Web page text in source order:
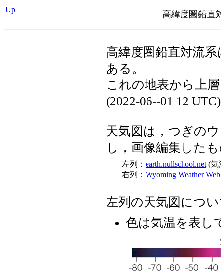
Up 高緯度圏鉛直
高緯度圏鉛直対流
ある。
これの地表から上
(2022-06--01 12
天気図は，つぎの
し，画像編集した
左列： earth.nullschool.net (気
右列： Wyoming Weather Web
左列の天気図につ
色は気温を表し